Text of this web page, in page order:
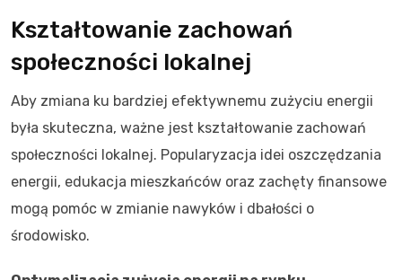
Kształtowanie zachowań
społeczności lokalnej
Aby zmiana ku bardziej efektywnemu zużyciu energii
była skuteczna, ważne jest kształtowanie zachowań
społeczności lokalnej. Popularyzacja idei oszczędzania
energii, edukacja mieszkańców oraz zachęty finansowe
mogą pomóc w zmianie nawyków i dbałości o
środowisko.